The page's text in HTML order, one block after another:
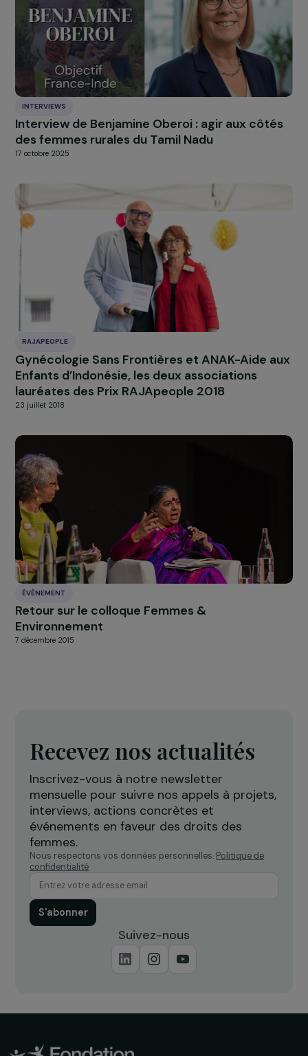
À LA UNE
NosActualités
Explorer les actualités
Interview de Benjamine Oberoi : agir aux
des femmes rurales du Tamil Nadu
17 octobre 2025
RAJAPEOPLE
Gynécologie Sans Frontières et ANAK-Aide
Enfants d’Indonésie, les deux associations
lauréates des Prix RAJApeople 2018
23 juillet 2018
ÉVÈNEMENT
Retour sur le colloque Femmes &
Environnement
7 décembre 2015
Recevez nos actualités